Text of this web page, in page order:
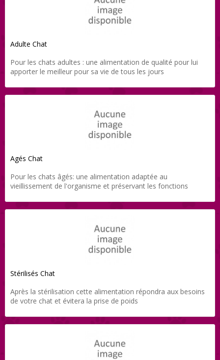
Adulte Chat
Pour les chats adultes : une alimentation de qualité pour lui
apporter le meilleur pour sa vie de tous les jours
Agés Chat
Pour les chats âgés: une alimentation adaptée au
vieillissement de l'organisme et préservant les fonctions
Stérilisés Chat
Après la stérilisation cette alimentation répondra aux besoins
de votre chat et évitera la prise de poids